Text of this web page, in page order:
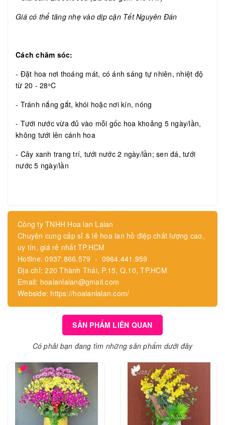
Giá có thể tăng nhẹ vào dịp cận Tết Nguyên Đán
Cách chăm sóc:
- Đặt hoa nơi thoáng mát, có ánh sáng tự nhiên, nhiệt độ
từ 20 - 28oC
- Tránh nắng gắt, khói hoặc nơi kín, nóng
- Tưới nước vừa đủ vào mỗi gốc hoa khoảng 5 ngày/lần,
không tưới lên cánh hoa
- Cây xanh trang trí, tưới nước 2 ngày/lần; sen đá, tưới
nước 5 ngày/lần
Công ty TNHH Hoa lan Lalan
Chuyên cung cấp sỉ & lẻ hoa lan hồ điệp chất lượng cao,
uy tín, giá rẻ nhất TP.HCM
Hotline: 0937.866.579 - 0964.441.959
Địa chỉ: 220 Thành Thái, P.15, Q.10, TP.HCM
Email: hoalanlalan@gmail.com
Webside: https://hoalanlalan.com/
SẢN PHẨM LIÊN QUAN
Có phải bạn đang tìm những sản phẩm dưới đây